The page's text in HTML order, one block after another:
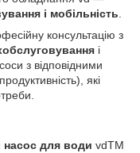
і мобільність
консультацію з
і
з відповідними
які
насос для води vdTM